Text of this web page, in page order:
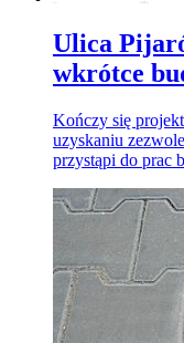
Ulica
wkrótce
Kończy się
uzyskaniu
przystąpi do prac